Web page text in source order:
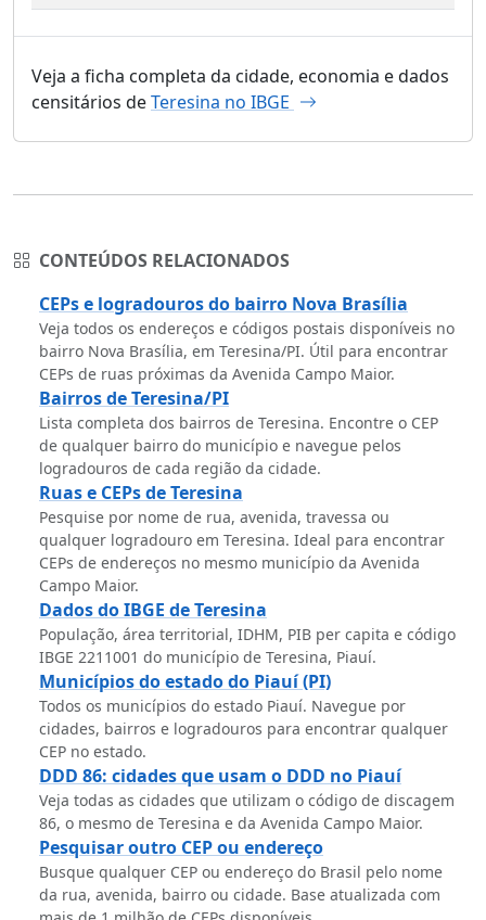
Veja a ficha completa da cidade, economia e dados
censitários deTeresina no IBGE
CONTEÚDOS RELACIONADOS
CEPs e logradouros do bairro Nova Brasília
Veja todos os endereços e códigos postais disponíveis no
bairro Nova Brasília, em Teresina/PI. Útil para encontrar
CEPs de ruas próximas da Avenida Campo Maior.
Bairros de Teresina/PI
Lista completa dos bairros de Teresina. Encontre o CEP
de qualquer bairro do município e navegue pelos
logradouros de cada região da cidade.
Ruas e CEPs de Teresina
Pesquise por nome de rua, avenida, travessa ou
qualquer logradouro em Teresina. Ideal para encontrar
CEPs de endereços no mesmo município da Avenida
Campo Maior.
Dados do IBGE de Teresina
População, área territorial, IDHM, PIB per capita e código
IBGE 2211001 do município de Teresina, Piauí.
Municípios do estado do Piauí (PI)
Todos os municípios do estado Piauí. Navegue por
cidades, bairros e logradouros para encontrar qualquer
CEP no estado.
DDD 86: cidades que usam o DDD no Piauí
Veja todas as cidades que utilizam o código de discagem
86, o mesmo de Teresina e da Avenida Campo Maior.
Pesquisar outro CEP ou endereço
Busque qualquer CEP ou endereço do Brasil pelo nome
da rua, avenida, bairro ou cidade. Base atualizada com